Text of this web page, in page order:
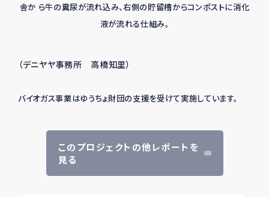
舎か ら牛の糞尿が流れ込み、右側の貯留槽からコンポストに消化
液が流れる仕組み。
（デニヤヤ事務所 高橋知里）
バイオガス事業はゆうちょ財団の支援を受けて実施しています。
このプロジェクトの他レポートを
見る